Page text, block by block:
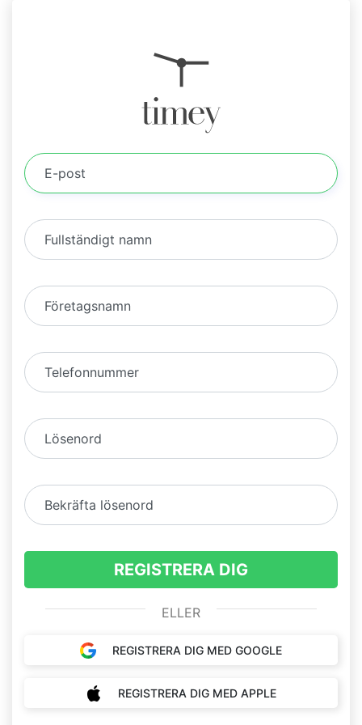
E-post
Fullständigt namn
Företagsnamn
Telefonnummer
Lösenord
Bekräfta lösenord
REGISTRERA DIG
ELLER
REGISTRERA DIG MED GOOGLE
REGISTRERA DIG MED APPLE